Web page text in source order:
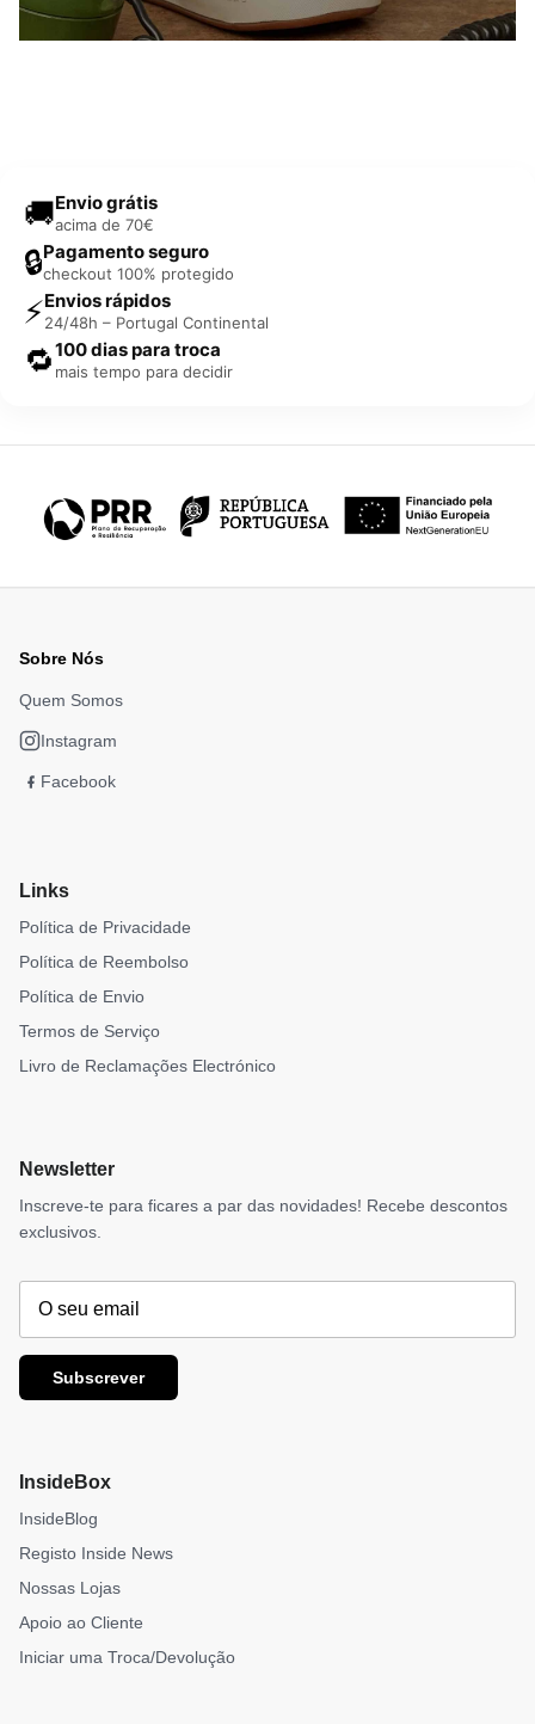
🚚Envio grátis
acima de 70€
🔒Pagamento seguro
checkout 100% protegido
⚡Envios rápidos
24/48h – Portugal Continental
🔁100 dias para troca
mais tempo para decidir
Sobre Nós
Quem Somos
Instagram
Facebook
Links
Política de Privacidade
Política de Reembolso
Política de Envio
Termos de Serviço
Livro de Reclamações Electrónico
Newsletter
Inscreve-te para ficares a par das novidades! Recebe descontos
exclusivos.
Subscrever
InsideBox
InsideBlog
Registo Inside News
Nossas Lojas
Apoio ao Cliente
Iniciar uma Troca/Devolução